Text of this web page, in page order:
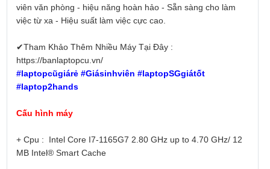
viên văn phòng - hiệu năng hoàn hảo - Sẵn sàng cho làm
việc từ xa - Hiệu suất làm việc cực cao.
✔Tham Khảo Thêm Nhiều Máy Tại Đây :
https://banlaptopcu.vn/
#laptopcũgiárẻ #Giásinhviên #laptopSGgiátốt
#laptop2hands
Cấu hình máy
+ Cpu : Intel Core I7-1165G7 2.80 GHz up to 4.70 GHz/ 12
MB Intel® Smart Cache